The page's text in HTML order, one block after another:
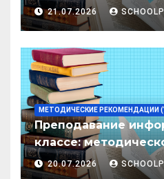
дисциплин в
образования ПМР на
21.07.2026
МЕТОДИЧЕСКИЕ РЕКОМЕНДАЦИИ
Преподавание
классе:
20.07.2026